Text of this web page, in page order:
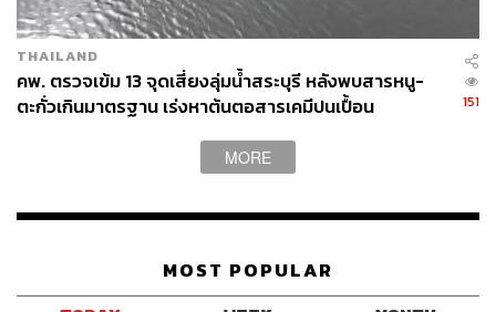
THAILAND
คพ. ตรวจเข้ม 13 จุดเสี่ยงลุ่มน้ำสระบุรี หลังพบสารหนู-
ตะกั่วเกินมาตรฐาน เร่งหาต้นตอสารเคมีปนเปื้อน
151
MORE
MOST POPULAR